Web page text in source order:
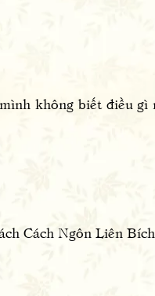
không biết điều
Cách Ngôn Liên